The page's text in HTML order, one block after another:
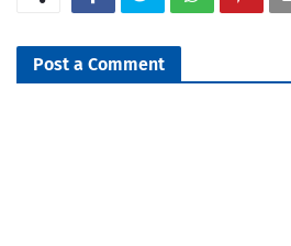
Post a Comment